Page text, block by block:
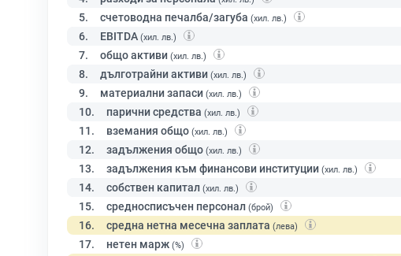
5. счетоводна печалба/загуба (хил. лв.)
6. EBITDA (хил. лв.)
7. общо активи (хил. лв.)
8. дълготрайни активи (хил. лв.)
9. материални запаси (хил. лв.)
10. парични средства (хил. лв.)
11. вземания общо (хил. лв.)
12. задължения общо (хил. лв.)
13. задължения към финансови институции (хил. лв.)
14. собствен капитал (хил. лв.)
15. средносписъчен персонал (брой)
16. средна нетна месечна заплата (лева)
17. нетен марж (%)